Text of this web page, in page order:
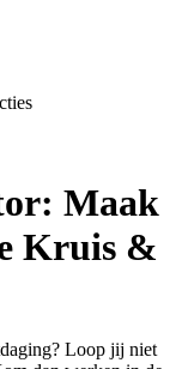
Maak
Kruis &
Loop jij niet